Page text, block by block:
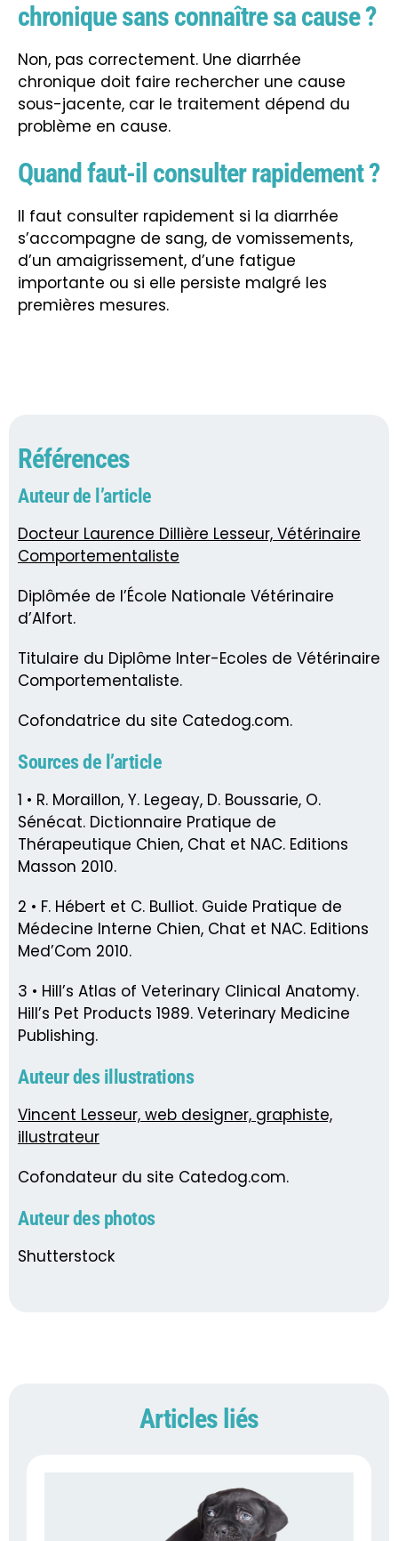
chronique sans connaître sa cause ?
Non, pas correctement. Une diarrhée
chronique doit faire rechercher une cause
sous-jacente, car le traitement dépend du
problème en cause.
Quand faut-il consulter rapidement ?
Il faut consulter rapidement si la diarrhée
s’accompagne de sang, de vomissements,
d’un amaigrissement, d’une fatigue
importante ou si elle persiste malgré les
premières mesures.
Références
Auteur de l’article
Docteur Laurence Dillière Lesseur, Vétérinaire
Comportementaliste
Diplômée de l’École Nationale Vétérinaire
d’Alfort.
Titulaire du Diplôme Inter-Ecoles de Vétérinaire
Comportementaliste.
Cofondatrice du site Catedog.com.
Sources de l’article
1 • R. Moraillon, Y. Legeay, D. Boussarie, O.
Sénécat. Dictionnaire Pratique de
Thérapeutique Chien, Chat et NAC. Editions
Masson 2010.
2 • F. Hébert et C. Bulliot. Guide Pratique de
Médecine Interne Chien, Chat et NAC. Editions
Med’Com 2010.
3 • Hill’s Atlas of Veterinary Clinical Anatomy.
Hill’s Pet Products 1989. Veterinary Medicine
Publishing.
Auteur des illustrations
Vincent Lesseur, web designer, graphiste,
illustrateur
Cofondateur du site Catedog.com.
Auteur des photos
Shutterstock
Articles liés